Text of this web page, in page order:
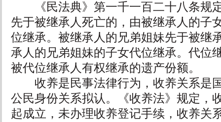
《民法典》第一千一百二十八条规
先于被继承人死亡的，由被继承人的子
位继承。被继承人的兄弟姐妹先于被继
承人的兄弟姐妹的子女代位继承。代位
被代位继承人有权继承的遗产份额。
收养是民事法律行为，收养关系是
公民身份关系拟认。《收养法》规定，
起成立，未办理收养登记手续，收养关